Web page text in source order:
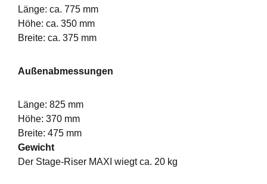
Länge: ca. 775 mm
Höhe: ca. 350 mm
Breite: ca. 375 mm
Außenabmessungen
Länge: 825 mm
Höhe: 370 mm
Breite: 475 mm
Gewicht
Der Stage-Riser MAXI wiegt ca. 20 kg